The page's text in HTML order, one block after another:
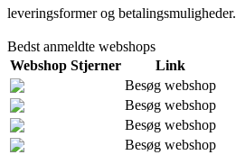
leveringsformer og betalingsmuligheder.
Bedst anmeldte webshops
Webshop Stjerner
Link
Besøg webshop
Besøg webshop
Besøg webshop
Besøg webshop